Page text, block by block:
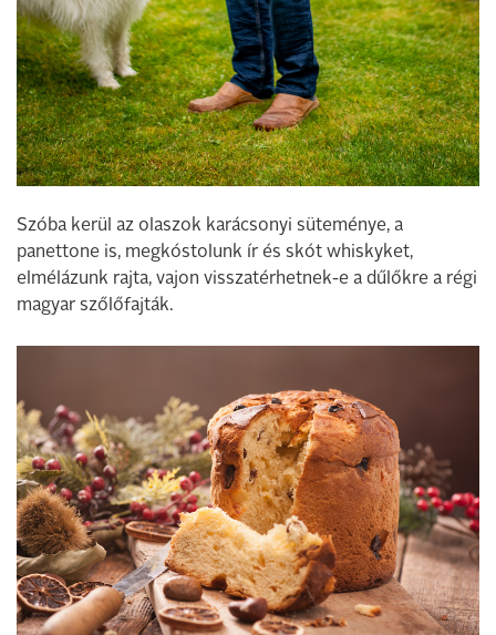
Szóba kerül az olaszok karácsonyi süteménye, a
panettone is, megkóstolunk ír és skót whiskyket,
elmélázunk rajta, vajon visszatérhetnek-e a dűlőkre a régi
magyar szőlőfajták.